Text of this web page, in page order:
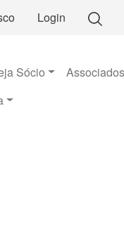
Login
Sócio Associados